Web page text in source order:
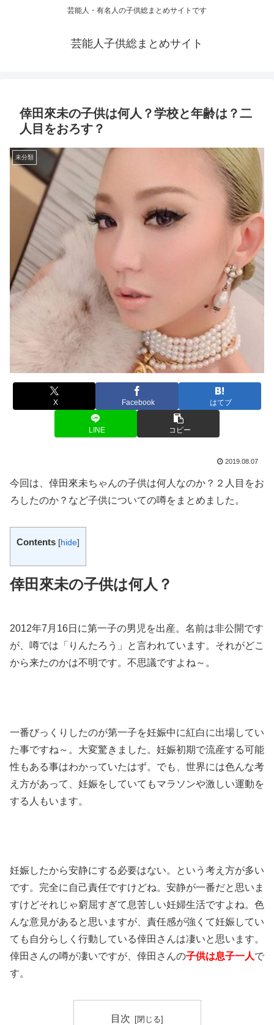
芸能人・有名人の子供総まとめサイトです
芸能人子供総まとめサイト
倖田來未の子供は何人？学校と年齢は？二
人目をおろす？
未分類
X Facebook はてブ
LINE コピー
2019.08.07
今回は、倖田來未ちゃんの子供は何人なのか？２人目をお
ろしたのか？など子供についての噂をまとめました。
Contents [hide]
倖田來未の子供は何人？
2012年7月16日に第一子の男児を出産。名前は非公開です
が、噂では「りんたろう」と言われています。それがどこ
から来たのかは不明です。不思議ですよね～。
一番びっくりしたのが第一子を妊娠中に紅白に出場してい
た事ですね～。大変驚きました。妊娠初期で流産する可能
性もある事はわかっていたはず。でも、世界には色んな考
え方があって、妊娠をしていてもマラソンや激しい運動を
する人もいます。
妊娠したから安静にする必要はない。という考え方が多い
です。完全に自己責任ですけどね。安静が一番だと思いま
すけどそれじゃ窮屈すぎて息苦しい妊婦生活ですよね。色
んな意見があると思いますが、責任感が強くて妊娠してい
ても自分らしく行動している倖田さんは凄いと思います。
倖田さんの噂が凄いですが、倖田さんの子供は息子一人で
す。
目次